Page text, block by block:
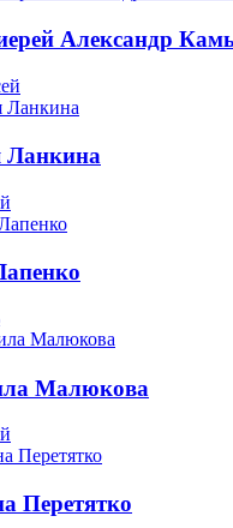
Александр
Малюкова
Перетятко